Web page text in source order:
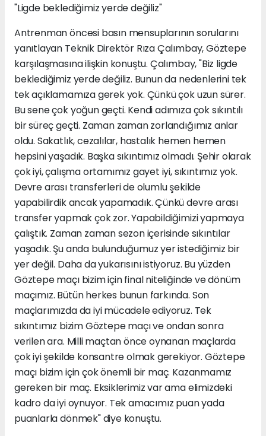
"Ligde beklediğimiz yerde değiliz"
Antrenman öncesi basın mensuplarının sorularını
yanıtlayan Teknik Direktör Rıza Çalımbay, Göztepe
karşılaşmasına ilişkin konuştu. Çalımbay, "Biz ligde
beklediğimiz yerde değiliz. Bunun da nedenlerini tek
tek açıklamamıza gerek yok. Çünkü çok uzun sürer.
Bu sene çok yoğun geçti. Kendi adımıza çok sıkıntılı
bir süreç geçti. Zaman zaman zorlandığımız anlar
oldu. Sakatlık, cezalılar, hastalık hemen hemen
hepsini yaşadık. Başka sıkıntımız olmadı. Şehir olarak
çok iyi, çalışma ortamımız gayet iyi, sıkıntımız yok.
Devre arası transferleri de olumlu şekilde
yapabilirdik ancak yapamadık. Çünkü devre arası
transfer yapmak çok zor. Yapabildiğimizi yapmaya
çalıştık. Zaman zaman sezon içerisinde sıkıntılar
yaşadık. Şu anda bulunduğumuz yer istediğimiz bir
yer değil. Daha da yukarısını istiyoruz. Bu yüzden
Göztepe maçı bizim için final niteliğinde ve dönüm
maçımız. Bütün herkes bunun farkında. Son
maçlarımızda da iyi mücadele ediyoruz. Tek
sıkıntımız bizim Göztepe maçı ve ondan sonra
verilen ara. Milli maçtan önce oynanan maçlarda
çok iyi şekilde konsantre olmak gerekiyor. Göztepe
maçı bizim için çok önemli bir maç. Kazanmamız
gereken bir maç. Eksiklerimiz var ama elimizdeki
kadro da iyi oynuyor. Tek amacımız puan yada
puanlarla dönmek" diye konuştu.